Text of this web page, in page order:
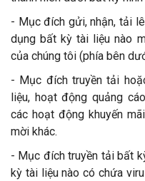
- Mục đích gửi, nhận, tải
dụng bất kỳ tài liệu nào
của chúng tôi (phía bên
- Mục đích truyền tải
liệu, hoạt động quảng
các hoạt động khuyến
mời khác.
- Mục đích truyền tải bất
kỳ tài liệu nào có chứa